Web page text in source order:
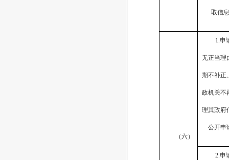
取信息
（六）
1.申
无正当理
期不补正
政机关不
理其政府
公开申
2.申